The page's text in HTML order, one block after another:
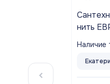
нить
Aquaflax
Наличие